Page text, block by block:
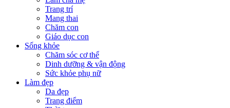
Trang trí
Mang thai
Chăm con
Giáo dục con
Sống khỏe
Chăm sóc cơ thể
Dinh dưỡng & vận động
Sức khỏe phụ nữ
Làm đẹp
Da đẹp
Trang điểm